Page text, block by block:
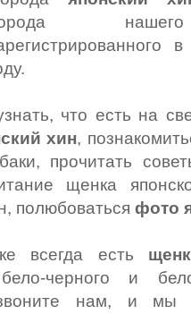
что есть на
хин,
прочитать
щенка
полюбоваться фото
всегда есть
черного и
звоните нам, и мы